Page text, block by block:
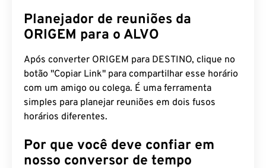
Planejador de reuniões da
ORIGEM para o ALVO
Após converter ORIGEM para DESTINO, clique no
botão "Copiar Link" para compartilhar esse horário
com um amigo ou colega. É uma ferramenta
simples para planejar reuniões em dois fusos
horários diferentes.
Por que você deve confiar em
nosso conversor de tempo